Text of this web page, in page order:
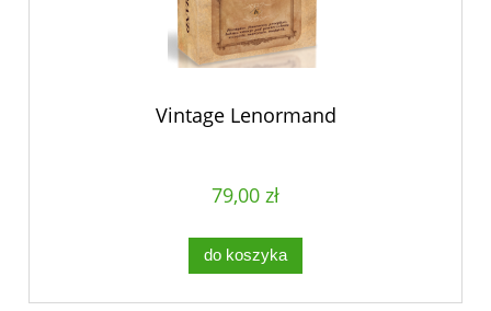
Vintage Lenormand
79,00 zł
do koszyka